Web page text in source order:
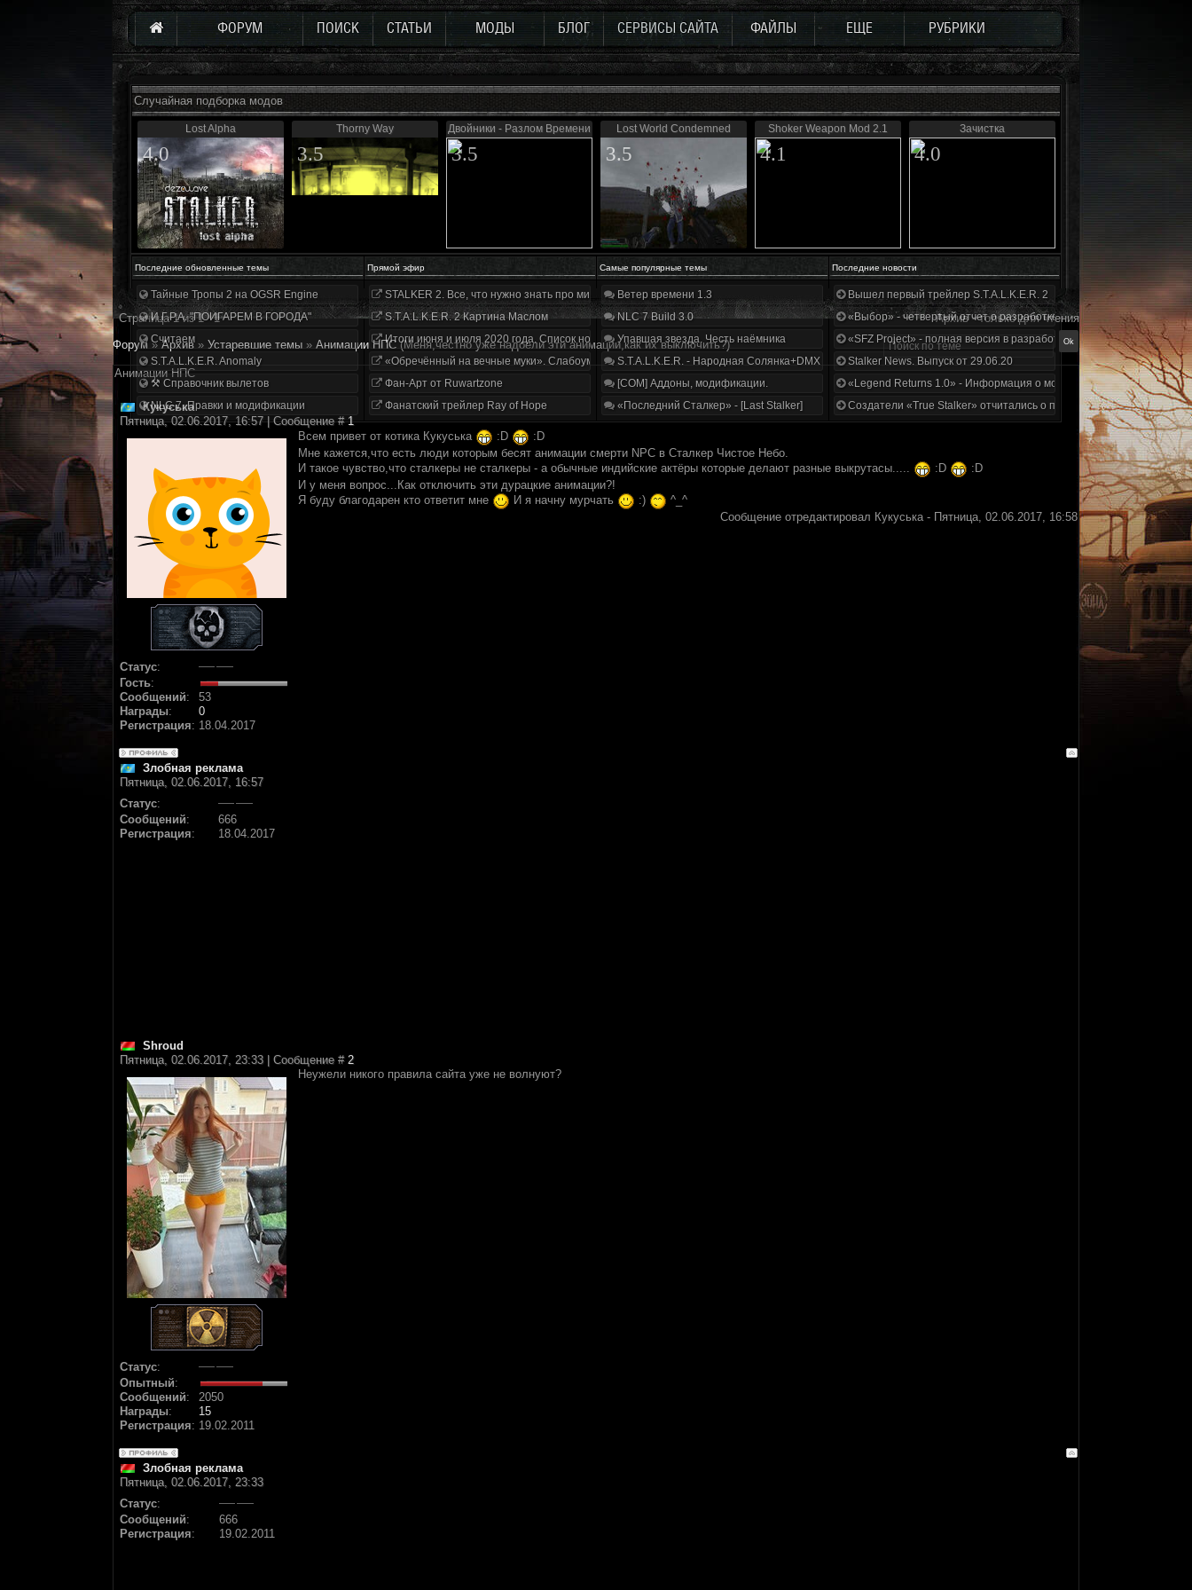
ФОРУМ ПОИСК СТАТЬИ МОДЫ БЛОГ СЕРВИСЫ САЙТА ФАЙЛЫ ЕЩЕ РУБРИКИ
Случайная подборка модов
Lost Alpha
4.0
Thorny Way
3.5
Двойники - Разлом Времени
3.5
Lost World Condemned
3.5
Shoker Weapon Mod 2.1
4.1
Зачистка
4.0
Последние обновленные темы Прямой эфир Самые популярные темы Последние новости
Тайные Тропы 2 на OGSR Engine
И.Г.Р.А. "ПОИГАРЕМ В ГОРОДА"
Считаем
S.T.A.L.K.E.R. Anomaly
⚒ Справочник вылетов
NLC 7. Правки и модификации
STALKER 2. Все, что нужно знать про мир, геймплей и сюжет | Разбор трейлера
S.T.A.L.K.E.R. 2 Картина Маслом
Итоги июня и июля 2020 года. Список нововведений
«Обречённый на вечные муки». Слабоумие и отвага
Фан-Арт от Ruwartzone
Фанатский трейлер Ray of Hope
Ветер времени 1.3
NLC 7 Build 3.0
Упавшая звезда. Честь наёмника
S.T.A.L.K.E.R. - Народная Солянка+DMX 1.3.5.ООП.МА.К.
[COM] Аддоны, модификации.
«Последний Сталкер» - [Last Stalker]
Вышел первый трейлер S.T.A.L.K.E.R. 2
«Выбор» - четвертый отчет о разработке!
«SFZ Project» - полная версия в разработке!
Stalker News. Выпуск от 29.06.20
«Legend Returns 1.0» - Информация о моде за июнь 2020
Создатели «True Stalker» отчитались о проделанной работе
Страница1из1 1
Архив - только для чтения
Форум » Архив » Устаревшие темы » Анимации НПС (Меня,честно уже надоели эти анимации,как их выключить?)
Анимации НПС
Кукуська
Пятница, 02.06.2017, 16:57 | Сообщение #1
Статус:
Гость:
Сообщений:
53
Награды:
0
Регистрация: 18.04.2017
Всем привет от котика Кукуська :D
:D
Мне кажется,что есть люди которым бесят анимации смерти NPC в Сталкер Чистое Небо.
И такое чувство,что сталкеры не сталкеры - а обычные индийские актёры которые делают разные выкрутасы.....
:D
:D
И у меня вопрос...Как отключить эти дурацкие анимации?!
Я буду благодарен кто ответит мне
И я начну мурчать :)
^_^
Сообщение отредактировал Кукуська- Пятница, 02.06.2017, 16:58
Злобная реклама
Пятница, 02.06.2017, 16:57
Статус:
Сообщений:
666
Регистрация: 18.04.2017
Shroud
Пятница, 02.06.2017, 23:33 | Сообщение # 2
Статус:
Опытный:
Сообщений:
2050
Награды:
15
Регистрация: 19.02.2011
Неужели никого правила сайта уже не волнуют?
Злобная реклама
Пятница, 02.06.2017, 23:33
Статус:
Сообщений:
666
Регистрация: 19.02.2011